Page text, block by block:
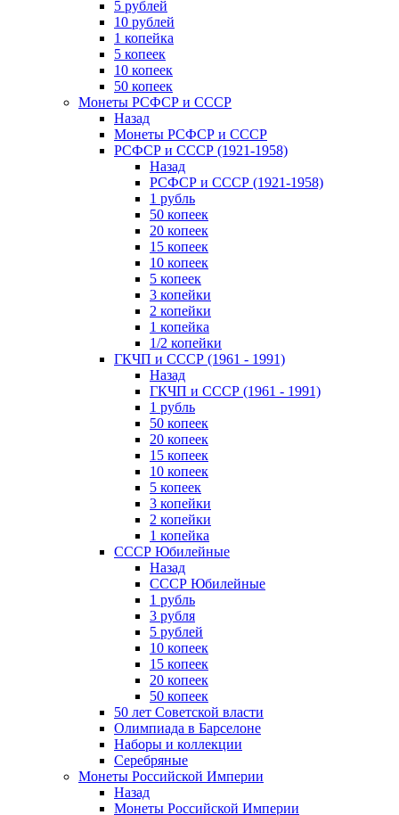
5 рублей
10 рублей
1 копейка
5 копеек
10 копеек
50 копеек
Монеты РСФСР и СССР
Назад
Монеты РСФСР и СССР
РСФСР и СССР (1921-1958)
Назад
РСФСР и СССР (1921-1958)
1 рубль
50 копеек
20 копеек
15 копеек
10 копеек
5 копеек
3 копейки
2 копейки
1 копейка
1/2 копейки
ГКЧП и СССР (1961 - 1991)
Назад
ГКЧП и СССР (1961 - 1991)
1 рубль
50 копеек
20 копеек
15 копеек
10 копеек
5 копеек
3 копейки
2 копейки
1 копейка
СССР Юбилейные
Назад
СССР Юбилейные
1 рубль
3 рубля
5 рублей
10 копеек
15 копеек
20 копеек
50 копеек
50 лет Советской власти
Олимпиада в Барселоне
Наборы и коллекции
Серебряные
Монеты Российской Империи
Назад
Монеты Российской Империи